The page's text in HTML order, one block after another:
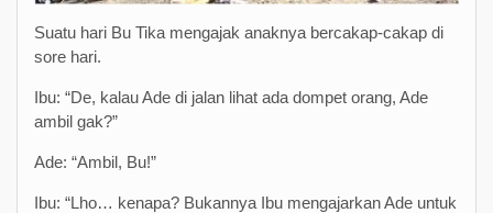
Suatu hari Bu Tika mengajak anaknya bercakap-cakap di
sore hari.
Ibu: “De, kalau Ade di jalan lihat ada dompet orang, Ade
ambil gak?”
Ade: “Ambil, Bu!”
Ibu: “Lho… kenapa? Bukannya Ibu mengajarkan Ade untuk